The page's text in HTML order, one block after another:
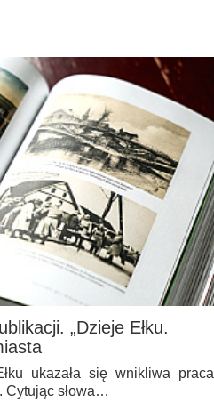
„Dzieje Ełku.
ukazała się wnikliwa praca
Cytując słowa…